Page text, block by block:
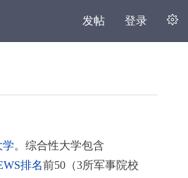
发帖 登录
学。综合性大学包含
排名前50（3所军事院校